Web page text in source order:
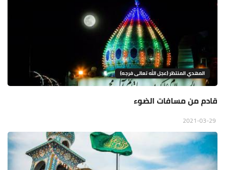
المهدي المنتظر (عجل الله تعالى فرجه)
قادم من مسافات الضوء